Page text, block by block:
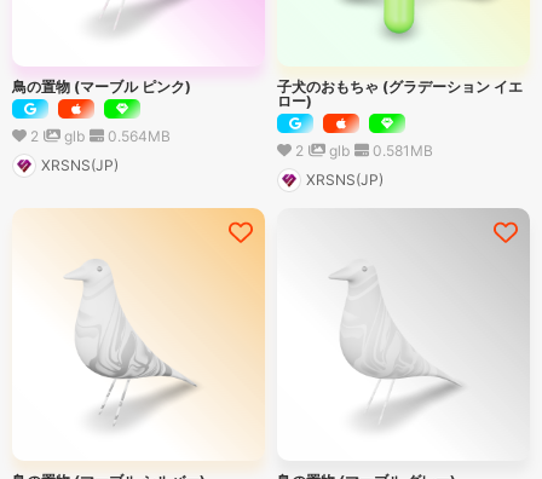
鳥の置物 (マーブル ピンク)
2 glb 0.564MB
XRSNS(JP)
子犬のおもちゃ (グラデーション イエ
ロー)
2 glb 0.581 MB
XRSNS(JP)